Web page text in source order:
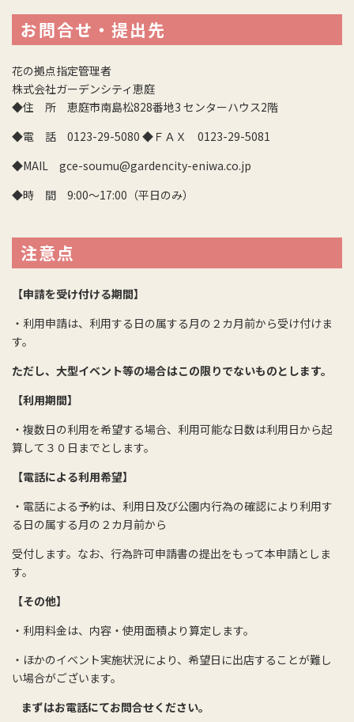
お問合せ・提出先
花の拠点指定管理者
株式会社ガーデンシティ恵庭
◆住 所 恵庭市南島松828番地3 センターハウス2階
◆電 話 0123-29-5080 ◆ＦＡＸ 0123-29-5081
◆MAIL gce-soumu@gardencity-eniwa.co.jp
◆時 間 9:00～17:00（平日のみ）
注意点
【申請を受け付ける期間】
・利用申請は、利用する日の属する月の２カ月前から受け付けま
す。
ただし、大型イベント等の場合はこの限りでないものとします。
【利用期間】
・複数日の利用を希望する場合、利用可能な日数は利用日から起
算して３０日までとします。
【電話による利用希望】
・電話による予約は、利用日及び公園内行為の確認により利用す
る日の属する月の２カ月前から
受付します。なお、行為許可申請書の提出をもって本申請としま
す。
【その他】
・利用料金は、内容・使用面積より算定します。
・ほかのイベント実施状況により、希望日に出店することが難し
い場合がございます。
まずはお電話にてお問合せください。